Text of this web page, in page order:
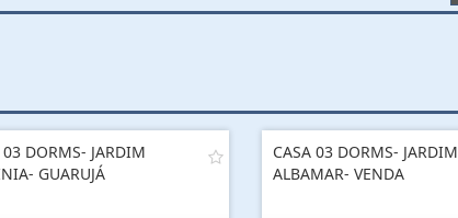
03 DORMS- JARDIM
GUARUJÁ
CASA 03 DORMS- JARDIM
ALBAMAR- VENDA